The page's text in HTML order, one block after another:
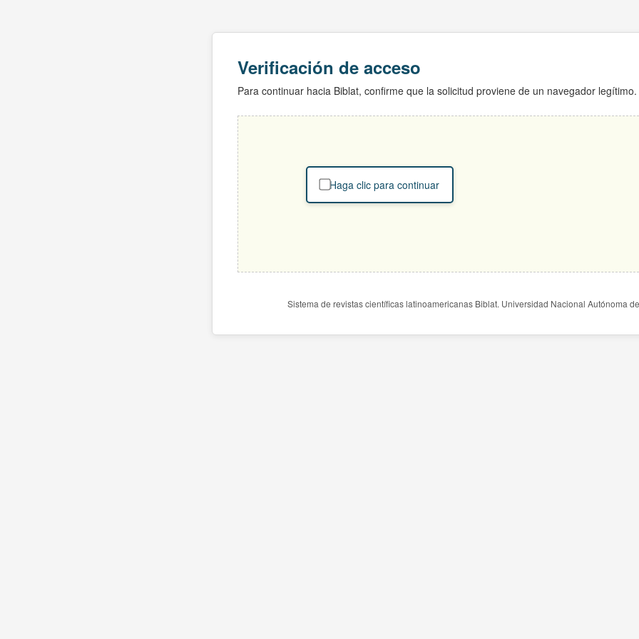
Verificación de acceso
Para continuar hacia Biblat, confirme que la solicitud proviene de un navegador legítimo.
Haga clic para continuar
Sistema de revistas científicas latinoamericanas Biblat. Universidad Nacional Autónoma